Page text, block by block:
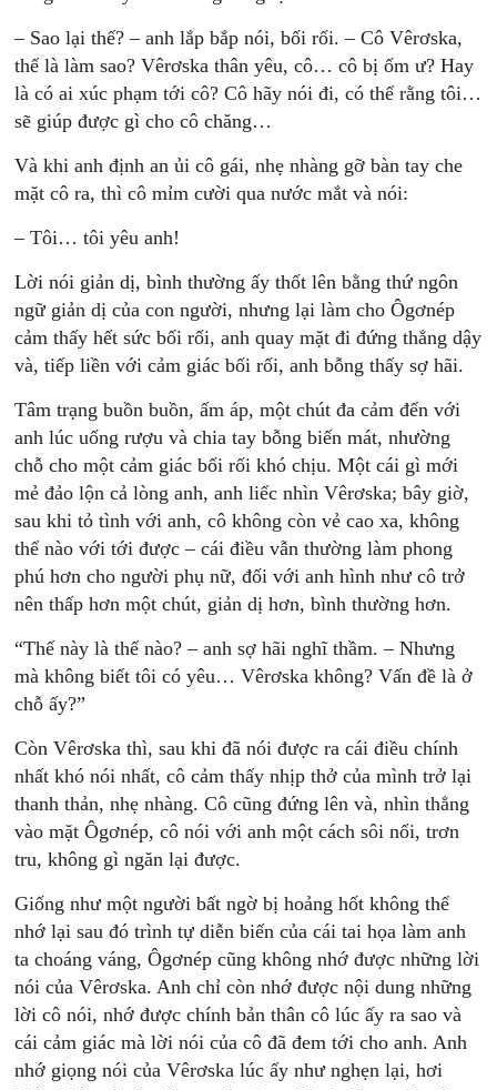
– Sao lại thế? – anh lắp bắp nói, bối rối. – Cô Vêrơska,
thế là làm sao? Vêrơska thân yêu, cô… cô bị ốm ư? Hay
là có ai xúc phạm tới cô? Cô hãy nói đi, có thể rằng tôi…
sẽ giúp được gì cho cô chăng…
Và khi anh định an ủi cô gái, nhẹ nhàng gỡ bàn tay che
mặt cô ra, thì cô mỉm cười qua nước mắt và nói:
– Tôi… tôi yêu anh!
Lời nói giản dị, bình thường ấy thốt lên bằng thứ ngôn
ngữ giản dị của con người, nhưng lại làm cho Ôgơnép
cảm thấy hết sức bối rối, anh quay mặt đi đứng thẳng dậy
và, tiếp liền với cảm giác bối rối, anh bỗng thấy sợ hãi.
Tâm trạng buồn buồn, ấm áp, một chút đa cảm đến với
anh lúc uống rượu và chia tay bỗng biến mát, nhường
chỗ cho một cảm giác bối rối khó chịu. Một cái gì mới
mẻ đảo lộn cả lòng anh, anh liếc nhìn Vêrơska; bây giờ,
sau khi tỏ tình với anh, cô không còn vẻ cao xa, không
thể nào với tới được – cái điều vẫn thường làm phong
phú hơn cho người phụ nữ, đối với anh hình như cô trở
nên thấp hơn một chút, giản dị hơn, bình thường hơn.
“Thế này là thế nào? – anh sợ hãi nghĩ thầm. – Nhưng
mà không biết tôi có yêu… Vêrơska không? Vấn đề là ở
chỗ ấy?”
Còn Vêrơska thì, sau khi đã nói được ra cái điều chính
nhất khó nói nhất, cô cảm thấy nhịp thở của mình trở lại
thanh thản, nhẹ nhàng. Cô cũng đứng lên và, nhìn thẳng
vào mặt Ôgơnép, cô nói với anh một cách sôi nổi, trơn
tru, không gì ngăn lại được.
Giống như một người bất ngờ bị hoảng hốt không thể
nhớ lại sau đó trình tự diễn biến của cái tai họa làm anh
ta choáng váng, Ôgơnép cũng không nhớ được những lời
nói của Vêrơska. Anh chỉ còn nhớ được nội dung những
lời cô nói, nhớ được chính bản thân cô lúc ấy ra sao và
cái cảm giác mà lời nói của cô đã đem tới cho anh. Anh
nhớ giọng nói của Vêrơska lúc ấy như nghẹn lại, hơi